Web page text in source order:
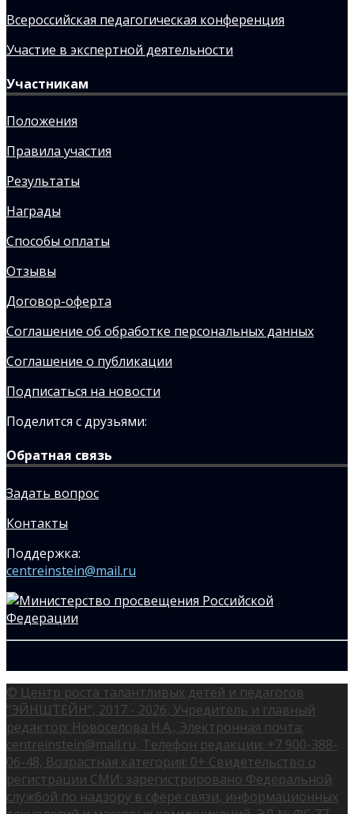
Всероссийская педагогическая конференция
Участие в экспертной деятельности
Участникам
Положения
Правила участия
Результаты
Награды
Способы оплаты
Отзывы
Договор-оферта
Соглашение об обработке персональных данных
Соглашение о публикации
Подписаться на новости
Поделится с друзьями:
Обратная связь
Задать вопрос
Контакты
Поддержка:
centreinstein@mail.ru
© Центр роста талантливых детей и педагогов
"ЭЙНШТЕЙН", 2017 - 2026, Учредитель и главный
редактор: Новоселова Н.А., Электронная почта:
centreinstein@mail.ru, Телефон редакции: +7 900-388-
06-48, Возрастная категория: 0+ Свидетельство о
регистрации СМИ: зарегистрировано Федеральной
службой по надзору в сфере связи, информационных